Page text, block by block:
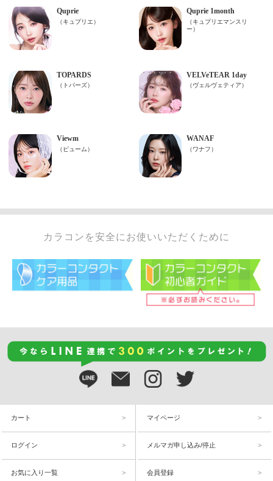
カラコンを安全にお使いいただくために
カート マイページ
ログイン メルマガ申し込み/停止
お気に入り一覧 会員登録